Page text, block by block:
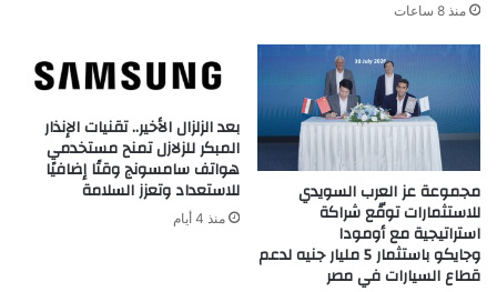
منذ 8 ساعات
مجموعة عز العرب السويدي
للاستثمارات توقّع شراكة
استراتيجية مع أومودا
وجايكو باستثمار 5 مليار جنيه لدعم
قطاع السيارات في مصر
بعد الزلزال الأخير.. تقنيات الإنذار
المبكر للزلازل تمنح مستخدمي
هواتف سامسونج وقتًا إضافيًا
للاستعداد وتعزز السلامة
منذ 4 أيام